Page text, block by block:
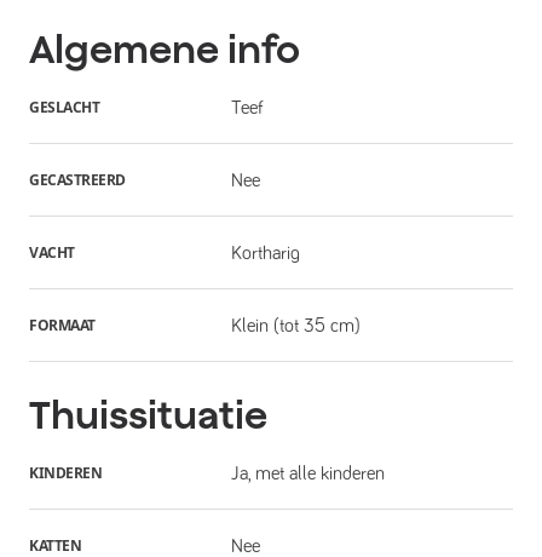
Algemene info
GESLACHT Teef
GECASTREERD Nee
VACHT Kortharig
FORMAAT Klein (tot 35 cm)
Thuissituatie
KINDEREN Ja, met alle kinderen
KATTEN Nee